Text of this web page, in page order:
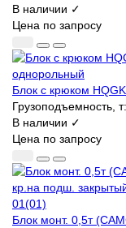
В наличии ✓
Цена по запросу
Блок с крюком
Грузоподъемность, т:
В наличии ✓
Цена по запросу
Блок монт. 0,5т